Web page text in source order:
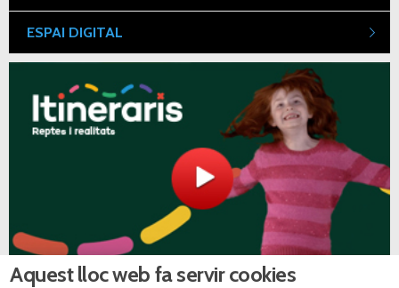
ESPAI DIGITAL
Aquest lloc web fa servir cookies